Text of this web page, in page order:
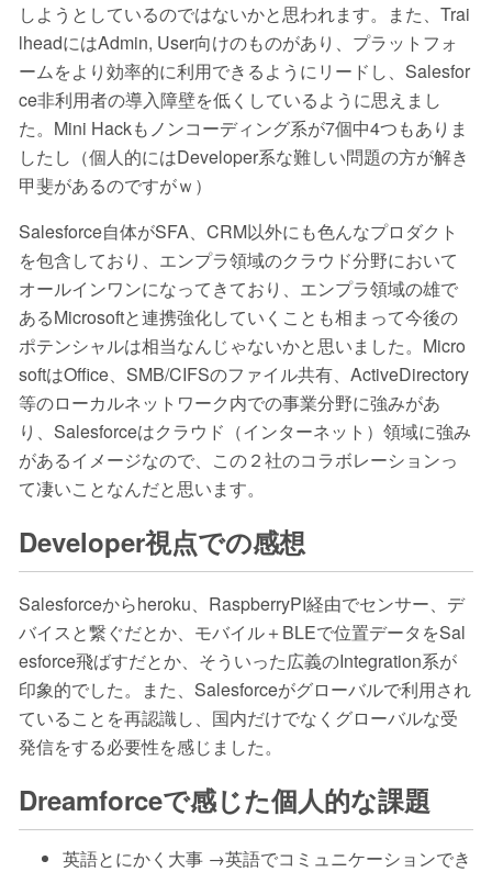
しようとしているのではないかと思われます。また、Trai
lheadにはAdmin, User向けのものがあり、プラットフォ
ームをより効率的に利用できるようにリードし、Salesfor
ce非利用者の導入障壁を低くしているように思えまし
た。Mini Hackもノンコーディング系が7個中4つもありま
したし（個人的にはDeveloper系な難しい問題の方が解き
甲斐があるのですがｗ）
Salesforce自体がSFA、CRM以外にも色んなプロダクト
を包含しており、エンプラ領域のクラウド分野において
オールインワンになってきており、エンプラ領域の雄で
あるMicrosoftと連携強化していくことも相まって今後の
ポテンシャルは相当なんじゃないかと思いました。Micro
softはOffice、SMB/CIFSのファイル共有、ActiveDirectory
等のローカルネットワーク内での事業分野に強みがあ
り、Salesforceはクラウド（インターネット）領域に強み
があるイメージなので、この２社のコラボレーションっ
て凄いことなんだと思います。
Developer視点での感想
Salesforceからheroku、RaspberryPI経由でセンサー、デ
バイスと繋ぐだとか、モバイル＋BLEで位置データをSal
esforce飛ばすだとか、そういった広義のIntegration系が
印象的でした。また、Salesforceがグローバルで利用され
ていることを再認識し、国内だけでなくグローバルな受
発信をする必要性を感じました。
Dreamforceで感じた個人的な課題
英語とにかく大事 →英語でコミュニケーションでき